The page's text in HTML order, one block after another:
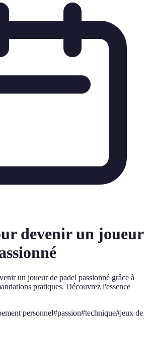
devenir un joueur
un joueur de padel passionné grâce à
pratiques. Découvrez l'essence
personnel#passion#technique#jeux de